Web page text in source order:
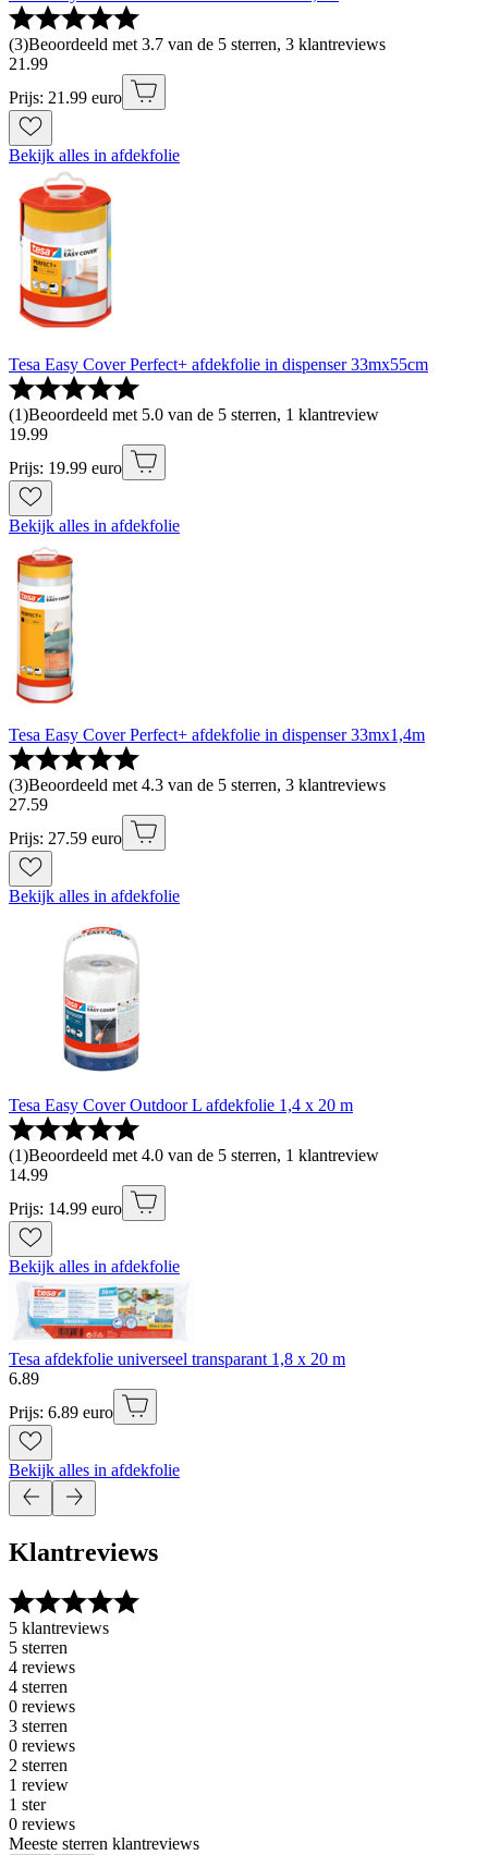
(3)Beoordeeld met 3.7 van de 5 sterren, 3 klantreviews
21 .99
Prijs: 21.99 euro
Bekijk alles in afdekfolie
Tesa Easy Cover Perfect+ afdekfolie in dispenser 33mx55cm
(1)Beoordeeld met 5.0 van de 5 sterren, 1 klantreview
19.99
Prijs: 19.99 euro
Bekijk alles in afdekfolie
Tesa Easy Cover Perfect+ afdekfolie in dispenser 33mx1,4m
(3)Beoordeeld met 4.3 van de 5 sterren, 3 klantreviews
27.59
Prijs: 27.59 euro
Bekijk alles in afdekfolie
Tesa Easy Cover Outdoor L afdekfolie 1,4 x 20 m
(1)Beoordeeld met 4.0 van de 5 sterren, 1 klantreview
14.99
Prijs: 14.99 euro
Bekijk alles in afdekfolie
Tesa afdekfolie universeel transparant 1,8 x 20 m
6.89
Prijs: 6.89 euro
Bekijk alles in afdekfolie
Klantreviews
5 klantreviews
5 sterren
4 reviews
4 sterren
0 reviews
3 sterren
0 reviews
2 sterren
1 review
1 ster
0 reviews
Meeste sterren klantreviews